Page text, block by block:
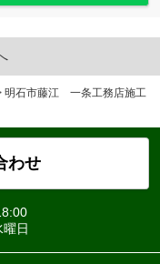
明石市藤江 一条工務店施工
わせ
日